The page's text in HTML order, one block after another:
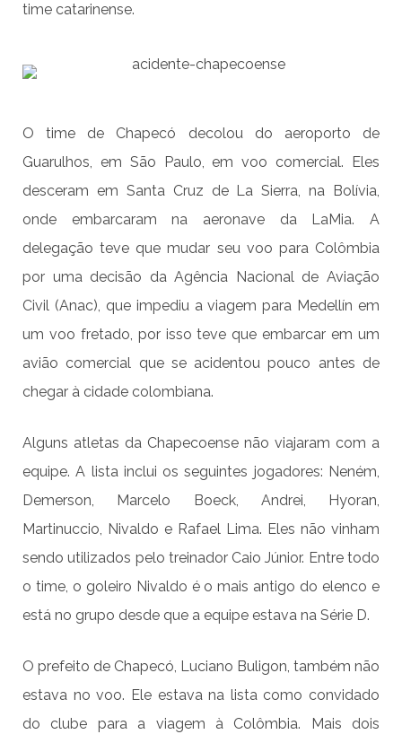
time catarinense.
O time de Chapecó decolou do aeroporto de
Guarulhos, em São Paulo, em voo comercial. Eles
desceram em Santa Cruz de La Sierra, na Bolívia,
onde embarcaram na aeronave da LaMia. A
delegação teve que mudar seu voo para Colômbia
por uma decisão da Agência Nacional de Aviação
Civil (Anac), que impediu a viagem para Medellín em
um voo fretado, por isso teve que embarcar em um
avião comercial que se acidentou pouco antes de
chegar à cidade colombiana.
Alguns atletas da Chapecoense não viajaram com a
equipe. A lista inclui os seguintes jogadores: Neném,
Demerson, Marcelo Boeck, Andrei, Hyoran,
Martinuccio, Nivaldo e Rafael Lima. Eles não vinham
sendo utilizados pelo treinador Caio Júnior. Entre todo
o time, o goleiro Nivaldo é o mais antigo do elenco e
está no grupo desde que a equipe estava na Série D.
O prefeito de Chapecó, Luciano Buligon, também não
estava no voo. Ele estava na lista como convidado
do clube para a viagem à Colômbia. Mais dois